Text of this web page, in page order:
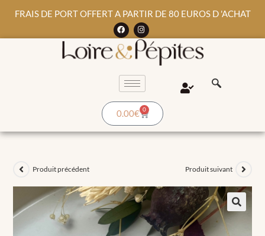
FRAIS DE PORT OFFERT A PARTIR DE 80 EUROS D 'ACHAT
0.00€ 0
Produit précédent Produit suivant